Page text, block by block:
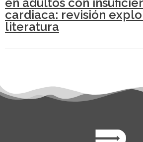
en adultos con
cardiaca: revisión
literatura